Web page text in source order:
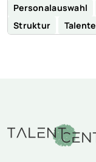
Personalauswahl
Struktur
Talente